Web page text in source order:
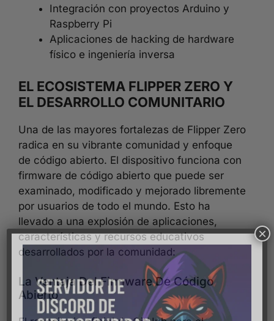
Integración con proyectos Arduino y
Raspberry Pi
Aplicaciones de hacking de hardware
físico e ingeniería inversa
EL ECOSISTEMA FLIPPER ZERO Y
EL DESARROLLO COMUNITARIO
Una de las mayores fortalezas de Flipper Zero
radica en su vibrante comunidad y enfoque
de código abierto. El dispositivo funciona con
firmware de código abierto que puede ser
examinado, modificado y mejorado libremente
por usuarios de todo el mundo. Esto ha
llevado a una explosión de aplicaciones,
características y recursos educativos
desarrollados por la comunidad:
La Ventaja Del Firmware De Código
Abierto
×